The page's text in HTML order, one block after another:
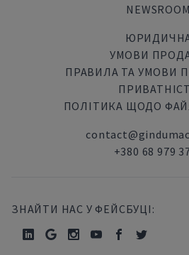
NEWSROOM
УМОВИ
ПРАВИЛА ТА УМОВИ
ПОЛІТИКА ЩОДО
+380 68 979
ЗНАЙТИ НАС У ФЕЙСБУЦІ: